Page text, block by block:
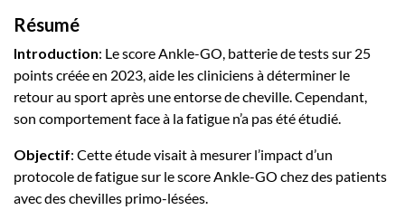
Résumé
Introduction: Le score Ankle-GO, batterie de tests sur 25
points créée en 2023, aide les cliniciens à déterminer le
retour au sport après une entorse de cheville. Cependant,
son comportement face à la fatigue n’a pas été étudié.
Objectif: Cette étude visait à mesurer l’impact d’un
protocole de fatigue sur le score Ankle-GO chez des patients
avec des chevilles primo-lésées.